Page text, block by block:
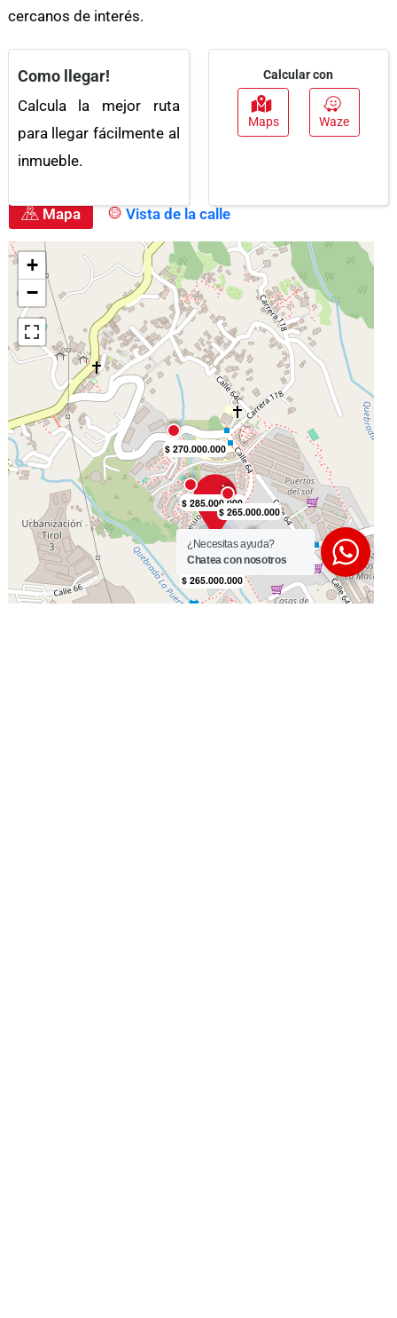
Área Social
Zona Infantil
Balcón
Electricidad
Piscina
Armarios Empotrados
Barra Estilo Americano
Zona De Lavandería
Clósets
Ascensor
Vigilancia
Baño Auxiliar
Cocina Integral
Acceso Pavimentado
Parques Cercanos
Urbanización Cerrada
Zonas Verdes
cercanos de interés.
Como llegar!
Calcula la mejor ruta
para llegar fácilmente al
inmueble.
Calcular con
Maps Waze
Mapa Vista de la calle
¿Necesitas ayuda?
Chatea con nosotros